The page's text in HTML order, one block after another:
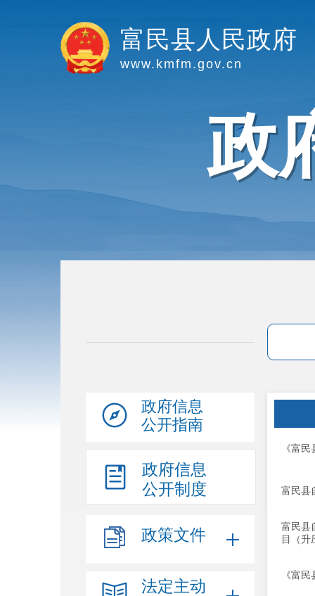
富民县人民政府
www.kmfm.gov.cn
政
政府信息
公开指南
政府信息
公开制度
政策文件
法定主动
《富
富民县
富民县
目（升
《富